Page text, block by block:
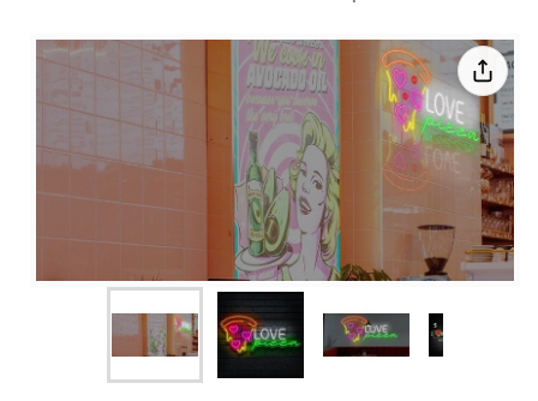
Cómo
texto en
líneas
Cómo cambiar
de color el texto
Cerrar✖